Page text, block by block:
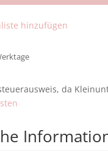
hinzufügen
da